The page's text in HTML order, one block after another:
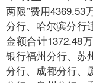
两限”费用4369.53
分行、哈尔滨分行
金额合计1372.48
银行福州分行、苏
分行、成都分行、